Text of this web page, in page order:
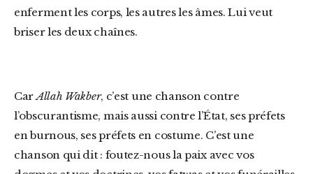
enferment les corps, les autres les âmes. Lui veut
briser les deux chaînes.
CarAllah Wakber, c’est une chanson contre
l’obscurantisme, mais aussi contre l’État, ses préfets
en burnous, ses préfets en costume. C’est une
chanson qui dit : foutez-nous la paix avec vos